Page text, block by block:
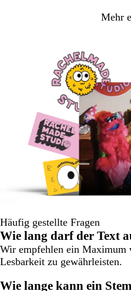
Mehr
Häufig gestellte Fragen
Wie lang darf der Text
Wir empfehlen ein Maximum
Lesbarkeit zu gewährleisten.
Wie lange kann ein